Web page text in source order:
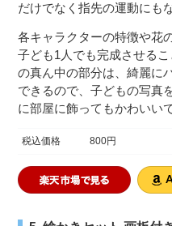
だけでなく指先の運動にも
各キャラクターの特徴や花
子ども1人でも完成させる
の真ん中の部分は、綺麗に
できるので、子どもの写真
に部屋に飾ってもかわいい
税込価格 800円